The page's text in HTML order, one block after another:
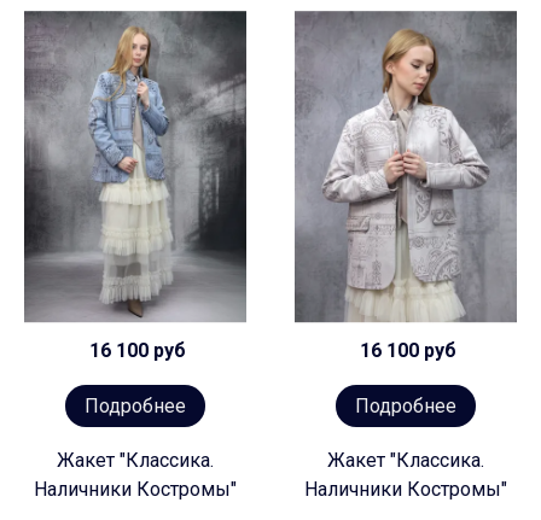
16 100 руб
Подробнее
Жакет "Классика.
Наличники Костромы"
16 100 руб
Подробнее
Жакет "Классика.
Наличники Костромы"